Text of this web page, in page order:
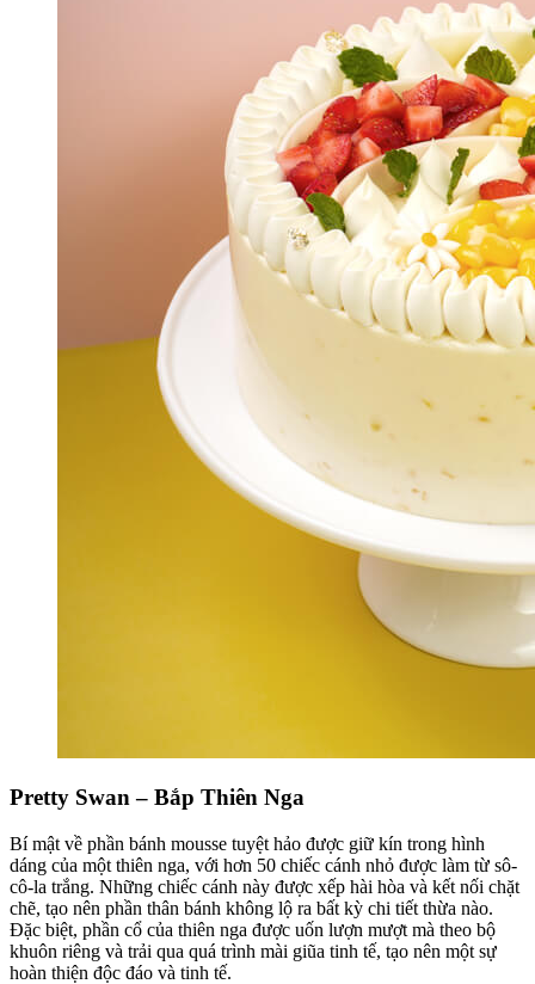
Pretty Swan – Bắp Thiên Nga
Bí mật về phần bánh mousse tuyệt hảo được giữ kín trong hình
dáng của một thiên nga, với hơn 50 chiếc cánh nhỏ được làm từ sô-
cô-la trắng. Những chiếc cánh này được xếp hài hòa và kết nối chặt
chẽ, tạo nên phần thân bánh không lộ ra bất kỳ chi tiết thừa nào.
Đặc biệt, phần cổ của thiên nga được uốn lượn mượt mà theo bộ
khuôn riêng và trải qua quá trình mài giũa tinh tế, tạo nên một sự
hoàn thiện độc đáo và tinh tế.